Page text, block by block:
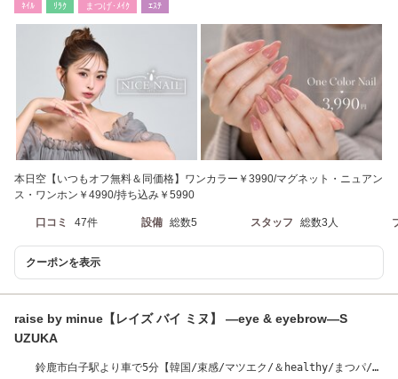
ﾈｲﾙ ﾘﾗｸ まつげ･ﾒｲｸ ｴｽﾃ
本日空【いつもオフ無料＆同価格】ワンカラー￥3990/マグネット・ニュアン
ス・ワンホン￥4990/持ち込み￥5990
口コミ 47件 設備 総数5 スタッフ 総数3人
クーポンを表示
raise by minue【レイズ バイ ミヌ】 ―eye & eyebrow―S
UZUKA
鈴鹿市白子駅より車で5分【韓国/束感/マツエク/＆healthy/まつパ/パ